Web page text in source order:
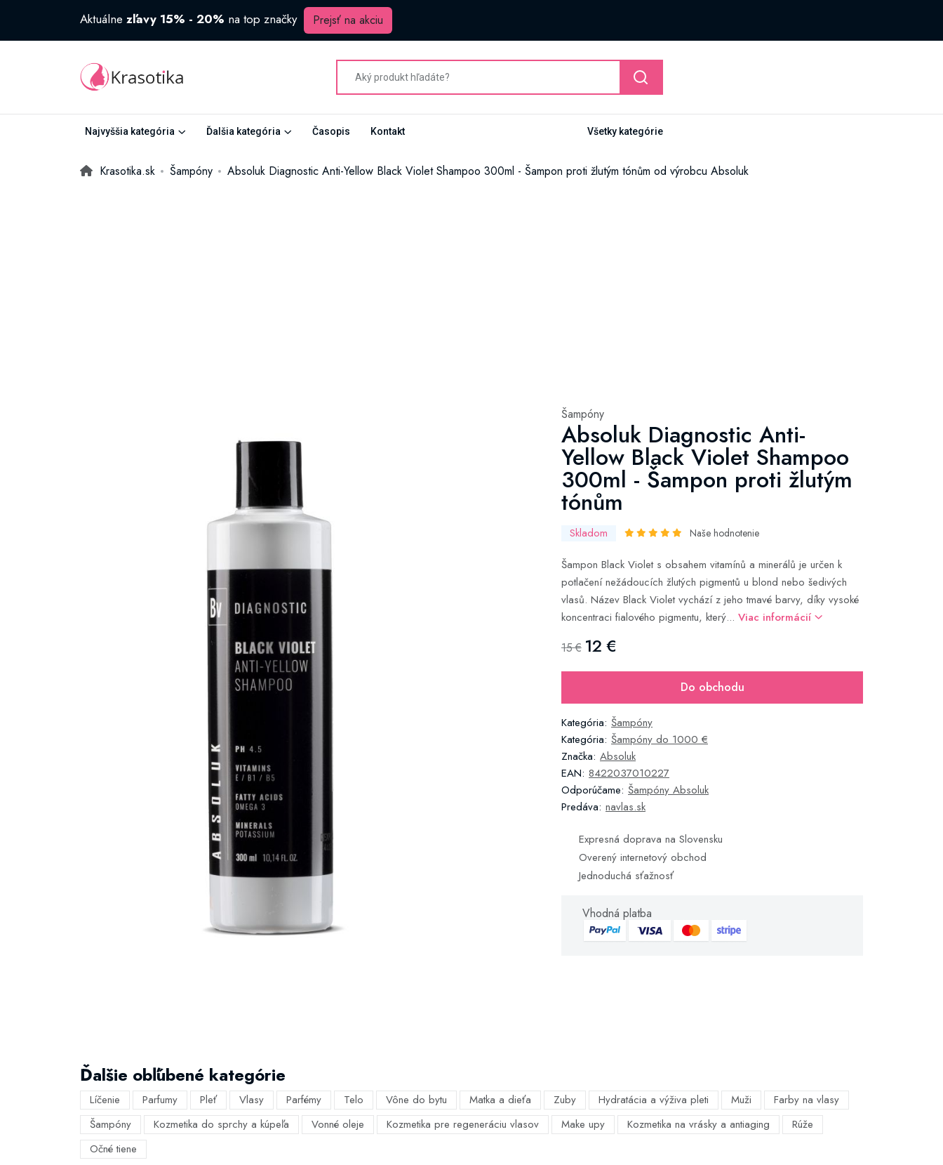
Aktuálne zľavy 15% - 20% na top značky Prejsť na akciu
Najvyššia kategória Ďalšia kategória Časopis Kontakt Všetky kategórie
Krasotika.sk Šampóny Absoluk Diagnostic Anti-Yellow Black Violet Shampoo 300ml - Šampon proti žlutým tónům od výrobcu Absoluk
Šampóny
Absoluk Diagnostic Anti-
Yellow Black Violet Shampoo
300ml - Šampon proti žlutým
tónům
Skladom Naše hodnotenie
Šampon Black Violet s obsahem vitamínů a minerálů je určen k
potlačení nežádoucích žlutých pigmentů u blond nebo šedivých
vlasů. Název Black Violet vychází z jeho tmavé barvy, díky vysoké
koncentraci fialového pigmentu, který... Viac informácií
15 € 12 €
Do obchodu
Kategória: Šampóny
Kategória: Šampóny do 1000 €
Značka: Absoluk
EAN: 8422037010227
Odporúčame: Šampóny Absoluk
Predáva: navlas.sk
Expresná doprava na Slovensku
Overený internetový obchod
Jednoduchá sťažnosť
Vhodná platba
Ďalšie obľúbené kategórie
Líčenie Parfumy Pleť Vlasy Parfémy Telo Vône do bytu Matka a dieťa Zuby Hydratácia a výživa pleti Muži
Farby na vlasy
Šampóny
Kozmetika do sprchy a kúpeľa Vonné oleje Kozmetika pre regeneráciu vlasov Make upy Kozmetika na vrásky a antiaging
Rúže
Očné tiene